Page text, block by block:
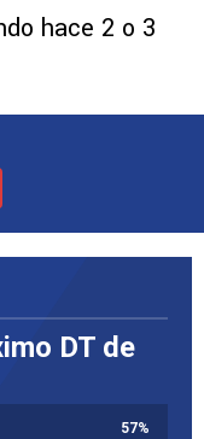
hace 2 o 3
DT de
57%